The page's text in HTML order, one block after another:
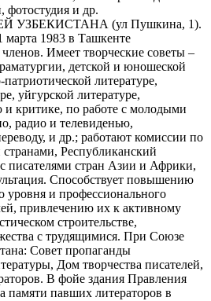
фотостудия и др.
УЗБЕКИСТАНА (ул Пушкина, 1).
марта 1983 в Ташкенте
Имеет творческие советы –
детской и юношеской
литературе,
уйгурской литературе,
и критике, по работе с молодыми
радио и телевиденью,
и др.; работают комиссии по
странами, Республиканский
писателями стран Азии и Африки,
Способствует повышению
уровня и профессионального
привлечению их к активному
строительстве,
с трудящимися. При Союзе
Совет пропаганды
Дом творчества писателей,
В фойе здания Правления
памяти павших литераторов в